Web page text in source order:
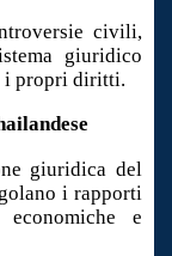
civili,
giuridico
i propri diritti.
giuridica del
i rapporti
e